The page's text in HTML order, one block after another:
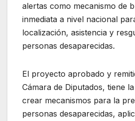
alertas como mecanismo de
inmediata a nivel nacional
localización, asistencia y
personas desaparecidas.
El proyecto aprobado y
Cámara de Diputados, tiene
crear mecanismos para la
personas desaparecidas,